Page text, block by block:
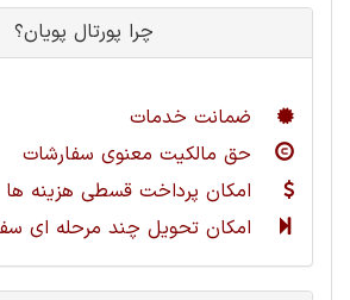
چرا پورتال پویان؟
ضمانت خدمات
حق مالکیت معنوی سفارشات
امکان پرداخت قسطی هزینه ها
امکان تحویل چند مرحله ای